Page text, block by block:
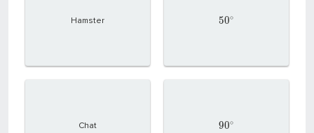
Hamster
Chat
50∘
90∘